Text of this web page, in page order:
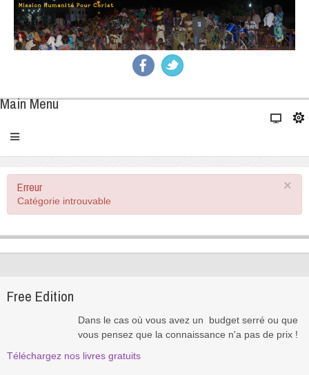
Main Menu
×
Erreur
Catégorie introuvable
Free Edition
Dans le cas où vous avez un budget serré ou que
vous pensez que la connaissance n'a pas de prix !
Téléchargez nos livres gratuits